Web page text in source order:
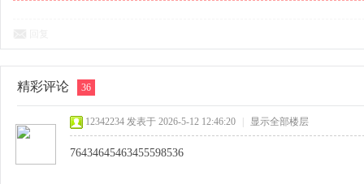
精彩评论 36
12342234 发表于 2026-5-12 12:46:20 显示全部楼层
76434645463455598536